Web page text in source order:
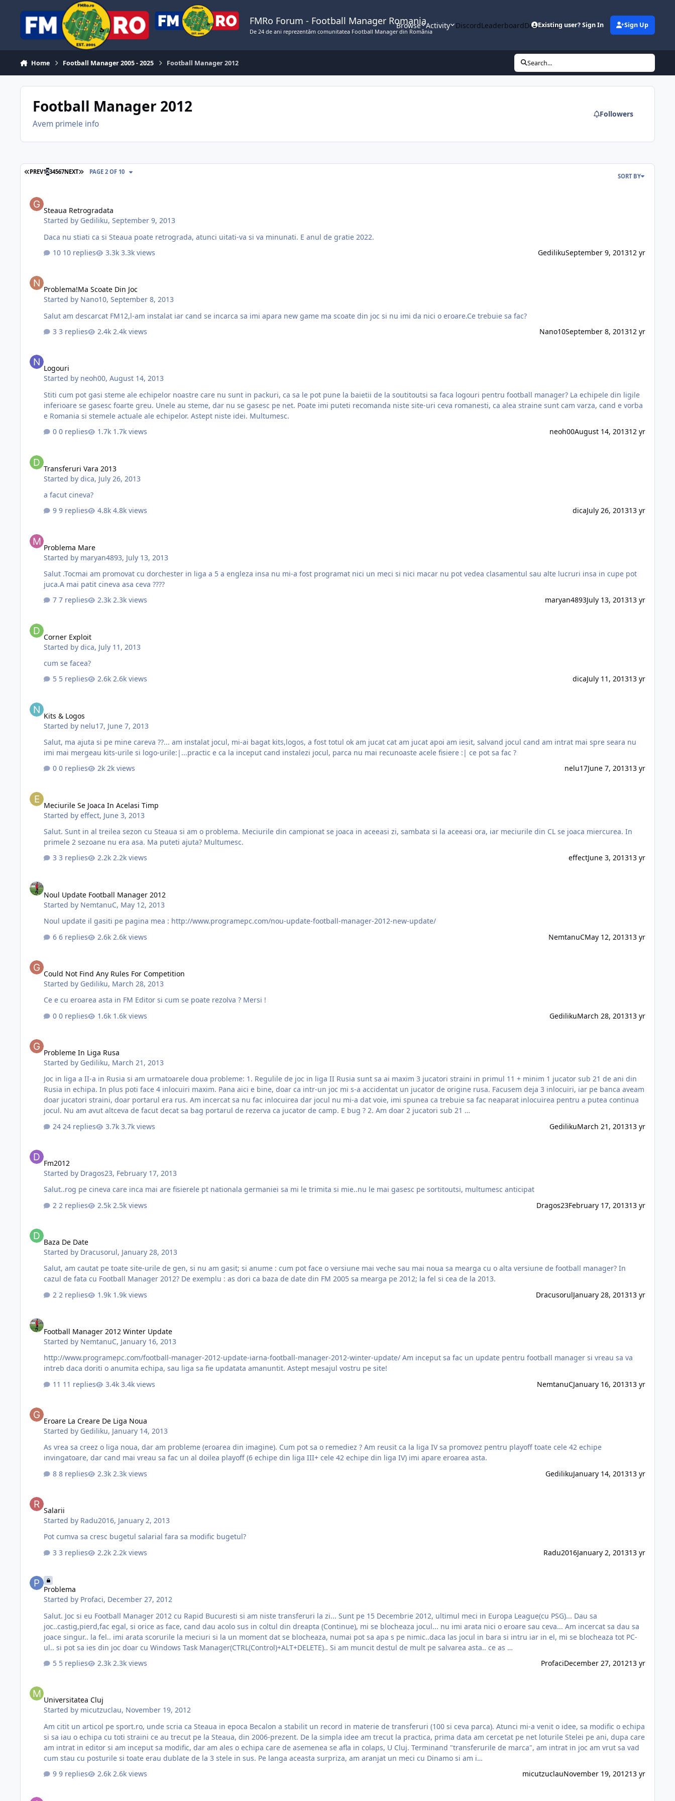
FMRo Forum - Football Manager Romania
De 24 de ani reprezentăm comunitatea Football Manager din România
Browse Activity DiscordLeaderboardDownloads
Existing user? Sign In Sign Up
Home Football Manager 2005 - 2025 Football Manager 2012 Search...
Football Manager 2012
Avem primele info
Followers
FIRST PAGE
PREV1234567NEXT LAST PAGE
PAGE 2 OF 10
SORT BY
Steaua Retrogradata
Started by Gediliku,September 9, 2013
Daca nu stiati ca si Steaua poate retrograda, atunci uitati-va si va minunati. E anul de gratie 2022.
10 replies
3.3k views GedilikuSeptember 9, 201312 yr
Problema!Ma Scoate Din Joc
Started by Nano10,September 8, 2013
Salut am descarcat FM12,l-am instalat iar cand se incarca sa imi apara new game ma scoate din joc si nu imi da nici o eroare.Ce trebuie sa fac?
3 replies
2.4k views Nano10September 8, 201312 yr
Logouri
Started by neoh00,August 14, 2013
Stiti cum pot gasi steme ale echipelor noastre care nu sunt in packuri, ca sa le pot pune la baietii de la soutitoutsi sa faca logouri pentru football manager? La echipele din ligile
inferioare se gasesc foarte greu. Unele au steme, dar nu se gasesc pe net. Poate imi puteti recomanda niste site-uri ceva romanesti, ca alea straine sunt cam varza, cand e vorba
e Romania si stemele actuale ale echipelor. Astept niste idei. Multumesc.
0 replies
1.7k views neoh00August 14, 201312 yr
Transferuri Vara 2013
Started bydica, July 26, 2013
a facut cineva?
9 replies
4.8k views dicaJuly 26, 201313 yr
Problema Mare
Started by maryan4893, July 13, 2013
Salut .Tocmai am promovat cu dorchester in liga a 5 a engleza insa nu mi-a fost programat nici un meci si nici macar nu pot vedea clasamentul sau alte lucruri insa in cupe pot
juca.A mai patit cineva asa ceva ????
7 replies
2.3k views maryan4893July 13, 201313 yr
Corner Exploit
Started bydica, July 11, 2013
cum se facea?
5 replies
2.6k views dicaJuly 11, 201313 yr
Kits & Logos
Started by nelu17, June 7, 2013
Salut, ma ajuta si pe mine careva ??... am instalat jocul, mi-ai bagat kits,logos, a fost totul ok am jucat cat am jucat apoi am iesit, salvand jocul cand am intrat mai spre seara nu
imi mai mergeau kits-urile si logo-urile:|...practic e ca la inceput cand instalezi jocul, parca nu mai recunoaste acele fisiere :| ce pot sa fac ?
0 replies
2k views nelu17June 7, 201313 yr
Meciurile Se Joaca In Acelasi Timp
Started byeffect, June 3, 2013
Salut. Sunt in al treilea sezon cu Steaua si am o problema. Meciurile din campionat se joaca in aceeasi zi, sambata si la aceeasi ora, iar meciurile din CL se joaca miercurea. In
primele 2 sezoane nu era asa. Ma puteti ajuta? Multumesc.
3 replies
2.2k views effectJune 3, 201313 yr
Noul Update Football Manager 2012
Started by NemtanuC, May 12, 2013
Noul update il gasiti pe pagina mea : http://www.programepc.com/nou-update-football-manager-2012-new-update/
6 replies
2.6k views NemtanuCMay 12, 201313 yr
Could Not Find Any Rules For Competition
Started by Gediliku, March 28, 2013
Ce e cu eroarea asta in FM Editor si cum se poate rezolva ? Mersi !
0 replies
1.6k views GedilikuMarch 28, 201313 yr
Probleme In Liga Rusa
Started by Gediliku, March 21, 2013
Joc in liga a II-a in Rusia si am urmatoarele doua probleme: 1. Regulile de joc in liga II Rusia sunt sa ai maxim 3 jucatori straini in primul 11 + minim 1 jucator sub 21 de ani din
Rusia in echipa. In plus poti face 4 inlocuiri maxim. Pana aici e bine, doar ca intr-un joc mi s-a accidentat un jucator de origine rusa. Facusem deja 3 inlocuiri, iar pe banca aveam
doar jucatori straini, doar portarul era rus. Am incercat sa nu fac inlocuirea dar jocul nu mi-a dat voie, imi spunea ca trebuie sa fac neaparat inlocuirea pentru a putea continua
jocul. Nu am avut altceva de facut decat sa bag portarul de rezerva ca jucator de camp. E bug ? 2. Am doar 2 jucatori sub 21 …
24 replies
3.7k views GedilikuMarch 21, 201313 yr
Fm2012
Started by Dragos23, February 17, 2013
Salut..rog pe cineva care inca mai are fisierele pt nationala germaniei sa mi le trimita si mie..nu le mai gasesc pe sortitoutsi, multumesc anticipat
2 replies
2.5k views Dragos23February 17, 201313 yr
Baza De Date
Started by Dracusorul, January 28, 2013
Salut, am cautat pe toate site-urile de gen, si nu am gasit; si anume : cum pot face o versiune mai veche sau mai noua sa mearga cu o alta versiune de football manager? In
cazul de fata cu Football Manager 2012? De exemplu : as dori ca baza de date din FM 2005 sa mearga pe 2012; la fel si cea de la 2013.
2 replies
1.9k views DracusorulJanuary 28, 201313 yr
Football Manager 2012 Winter Update
Started by NemtanuC, January 16, 2013
http://www.programepc.com/football-manager-2012-update-iarna-football-manager-2012-winter-update/ Am inceput sa fac un update pentru football manager si vreau sa va
intreb daca doriti o anumita echipa, sau liga sa fie updatata amanuntit. Astept mesajul vostru pe site!
11 replies
3.4k views NemtanuCJanuary 16, 201313 yr
Eroare La Creare De Liga Noua
Started by Gediliku, January 14, 2013
As vrea sa creez o liga noua, dar am probleme (eroarea din imagine). Cum pot sa o remediez ? Am reusit ca la liga IV sa promovez pentru playoff toate cele 42 echipe
invingatoare, dar cand mai vreau sa fac un al doilea playoff (6 echipe din liga III+ cele 42 echipe din liga IV) imi apare eroarea asta.
8 replies
2.3k views GedilikuJanuary 14, 201313 yr
Salarii
Started by Radu2016, January 2, 2013
Pot cumva sa cresc bugetul salarial fara sa modific bugetul?
3 replies
2.2k views Radu2016January 2, 201313 yr
Problema
Started by Profaci, December 27, 2012
Salut. Joc si eu Football Manager 2012 cu Rapid Bucuresti si am niste transferuri la zi... Sunt pe 15 Decembrie 2012, ultimul meci in Europa League(cu PSG)... Dau sa
joc..castig,pierd,fac egal, si orice as face, cand dau acolo sus in coltul din dreapta (Continue), mi se blocheaza jocul... nu imi arata nici o eroare sau ceva... Am incercat sa dau sa
joace singur.. la fel.. imi arata scorurile la meciuri si la un moment dat se blocheaza, numai pot sa apa s pe nimic..daca las jocul in bara si intru iar in el, mi se blocheaza tot PC-
ul.. si pot sa ies din joc doar cu Windows Task Manager(CTRL(Control)+ALT+DELETE).. Si am muncit destul de mult pe salvarea asta.. ce as …
5 replies
2.3k views ProfaciDecember 27, 201213 yr
Universitatea Cluj
Started by micutzuclau, November 19, 2012
Am citit un articol pe sport.ro, unde scria ca Steaua in epoca Becalon a stabilit un record in materie de transferuri (100 si ceva parca). Atunci mi-a venit o idee, sa modific o echipa
si sa iau o echipa cu toti straini ce au trecut pe la Steaua, din 2006-prezent. De la simpla idee am trecut la practica, prima data am cercetat pe net loturile Stelei pe ani, dupa care
am intrat in editor si am inceput sa modific, dar am ales o echipa care de asemenea se afla in colaps, U Cluj. Terminand "transferurile de marca", am intrat in joc am vrut sa vad
cum stau cu posturile si toate erau dublate de la 3 stele in sus. Pe langa aceasta surpriza, am aranjat un meci cu Dinamo si am i…
9 replies
2.6k views micutzuclauNovember 19, 201213 yr